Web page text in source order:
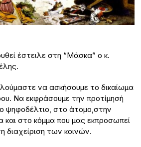
έστειλε στη “Μάσκα” ο κ.
να ασκήσουμε το δικαίωμα
Να εκφράσουμε την προτίμησή
ψηφοδέλτιο, στο άτομο,στην
και στο κόμμα που μας εκπροσωπεί
διαχείριση των κοινών.